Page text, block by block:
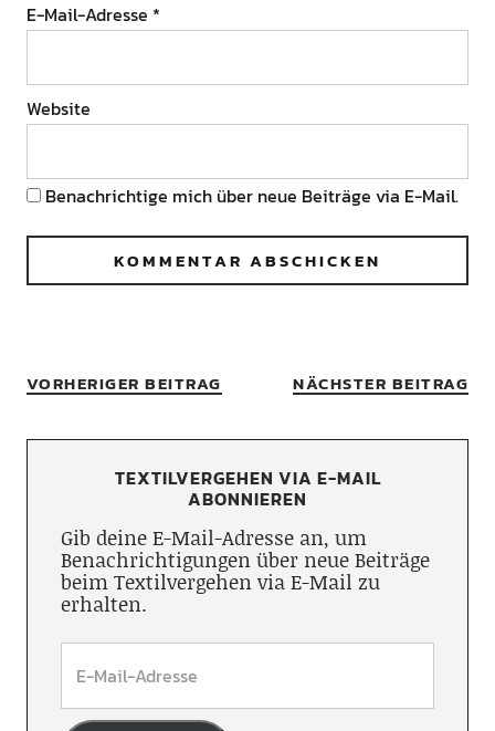
E-Mail-Adresse *
Website
Benachrichtige mich über neue Beiträge via E-Mail.
VORHERIGER BEITRAG NÄCHSTER BEITRAG
TEXTILVERGEHEN VIA E-MAIL
ABONNIEREN
Gib deine E-Mail-Adresse an, um
Benachrichtigungen über neue Beiträge
beim Textilvergehen via E-Mail zu
erhalten.